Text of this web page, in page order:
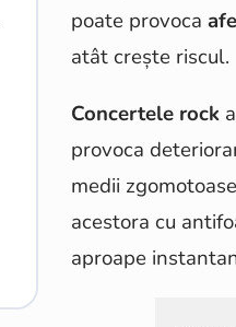
poate provoca
atât crește riscul.
Concertele rock
provoca
medii
acestora cu
aproape